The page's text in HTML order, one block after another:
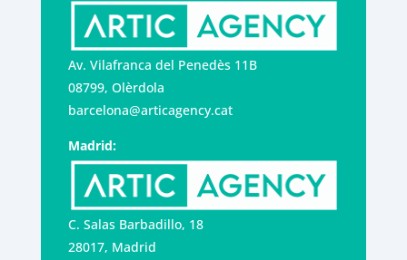
Av. Vilafranca del Penedès 11B
08799, Olèrdola
barcelona@articagency.cat
Madrid:
C. Salas Barbadillo, 18
28017, Madrid